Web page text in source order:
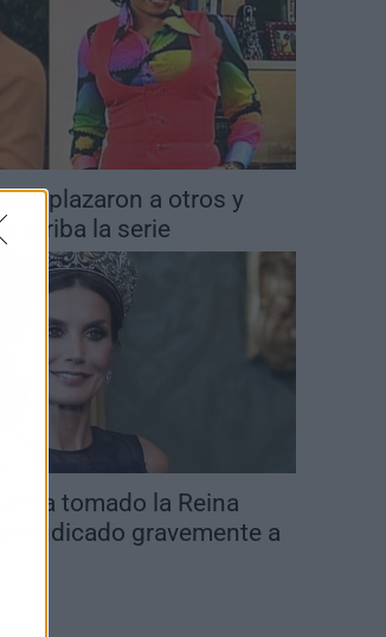
a otros y
arriba la serie
ha tomado la Reina
gravemente a